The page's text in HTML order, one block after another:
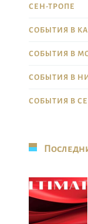
СЕН-ТРОПЕ
СОБЫТИЯ В
СОБЫТИЯ В
СОБЫТИЯ В
СОБЫТИЯ В